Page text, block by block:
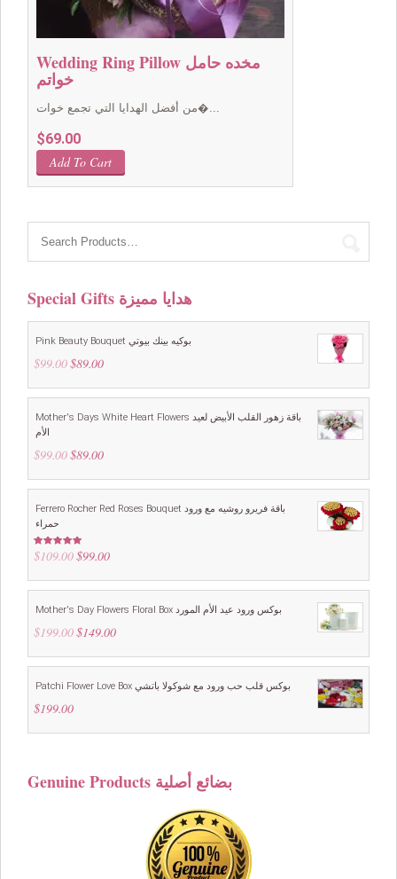
Wedding Ring Pillow مخده حامل
خواتم
من أفضل الهدايا التي تجمع خوات�...
$69.00
Add To Cart
Special Gifts هدايا مميزة
Pink Beauty Bouquet بوكيه بينك بيوتي
$99.00 Original
was:
$89.00Current
is:
Mother's Days White Heart Flowers باقة زهور القلب الأبيض لعيد
الأم
$99.00 Original
was:
$89.00Current
is:
Ferrero Rocher Red Roses Bouquet باقة فريرو روشيه مع ورود
حمراء
Rated 5.00
out of 5
$109.00 Original
was:
$99.00Current
is:
Mother's Day Flowers Floral Box بوكس ورود عيد الأم المورد
$199.00 Original
was:
$149.00Current
is:
Patchi Flower Love Box بوكس قلب حب ورود مع شوكولا باتشي
$199.00
Genuine Products بضائع أصلية